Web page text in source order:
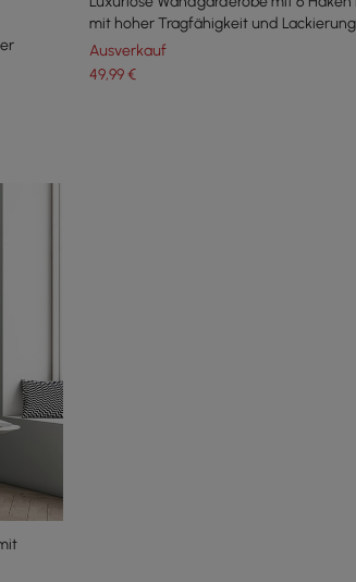
mit hoher Tragfähigkeit und Lackierung
Ausverkauf
49,99€